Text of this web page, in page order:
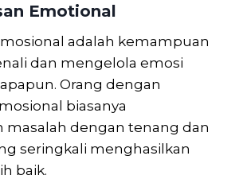
Emotional
adalah kemampuan
dan mengelola emosi
Orang dengan
biasanya
masalah dengan tenang dan
seringkali menghasilkan
baik.